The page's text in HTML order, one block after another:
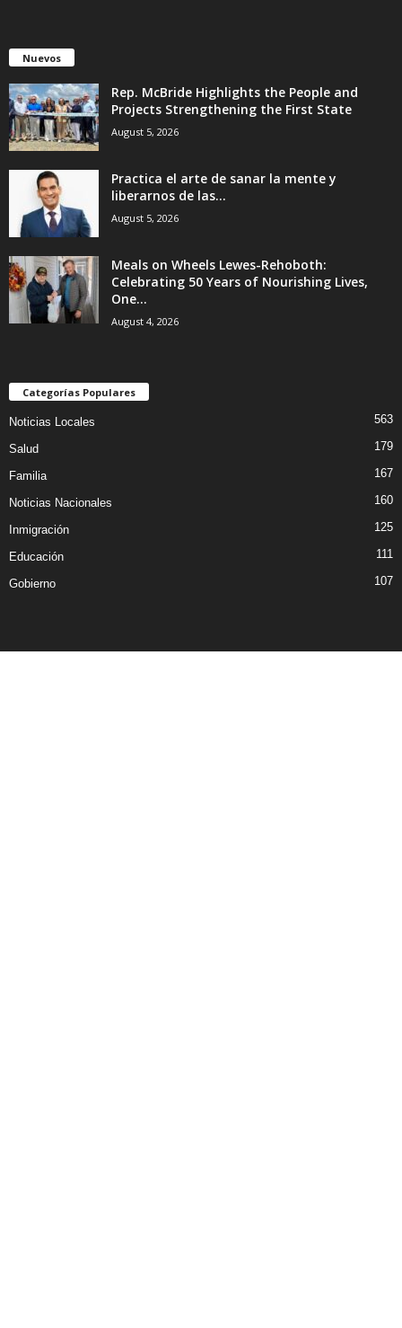
Nuevos
Rep. McBride Highlights the People and
Projects Strengthening the First State
August 5, 2026
Practica el arte de sanar la mente y
liberarnos de las...
August 5, 2026
Meals on Wheels Lewes-Rehoboth:
Celebrating 50 Years of Nourishing Lives,
One...
August 4, 2026
Categorías Populares
Noticias Locales 563
Salud 179
Familia 167
Noticias Nacionales 160
Inmigración 125
Educación 111
Gobierno 107